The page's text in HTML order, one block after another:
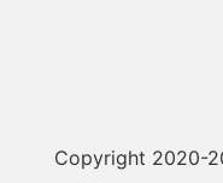
Copyright 2020-